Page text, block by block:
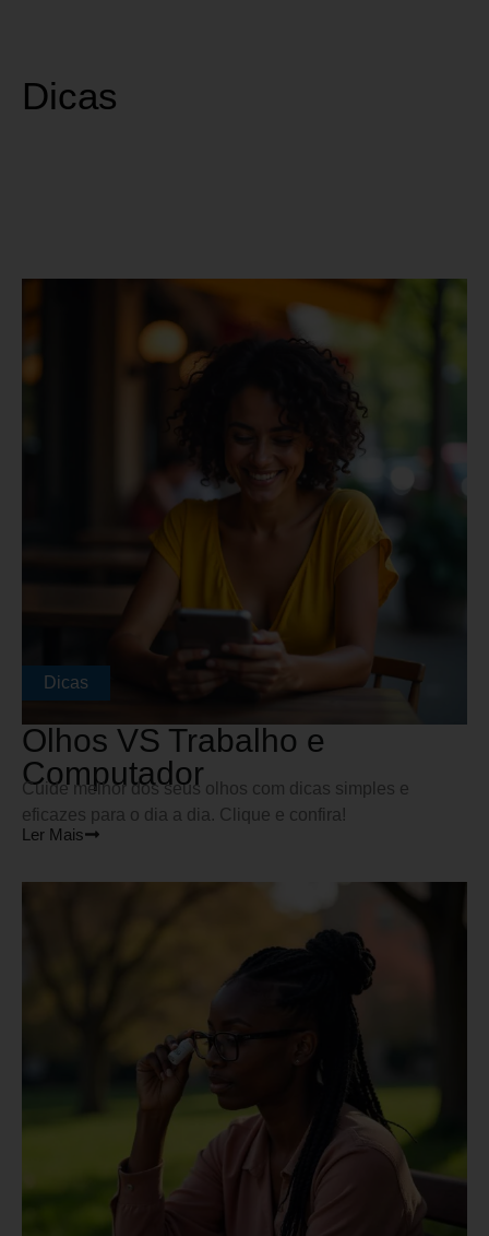
Dicas
Olhos VS Trabalho e
Computador
Cuide melhor dos seus olhos com dicas simples e
eficazes para o dia a dia. Clique e confira!
Ler Mais
Dicas